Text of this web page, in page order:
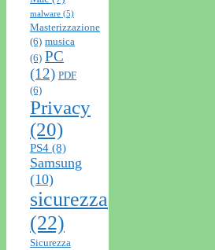
malware (5)
Masterizzazione
(6) musica
(6) PC
(12) PDF
(6)
Privacy
(20)
PS4 (8)
Samsung
(10)
sicurezza
(22)
Sicurezza